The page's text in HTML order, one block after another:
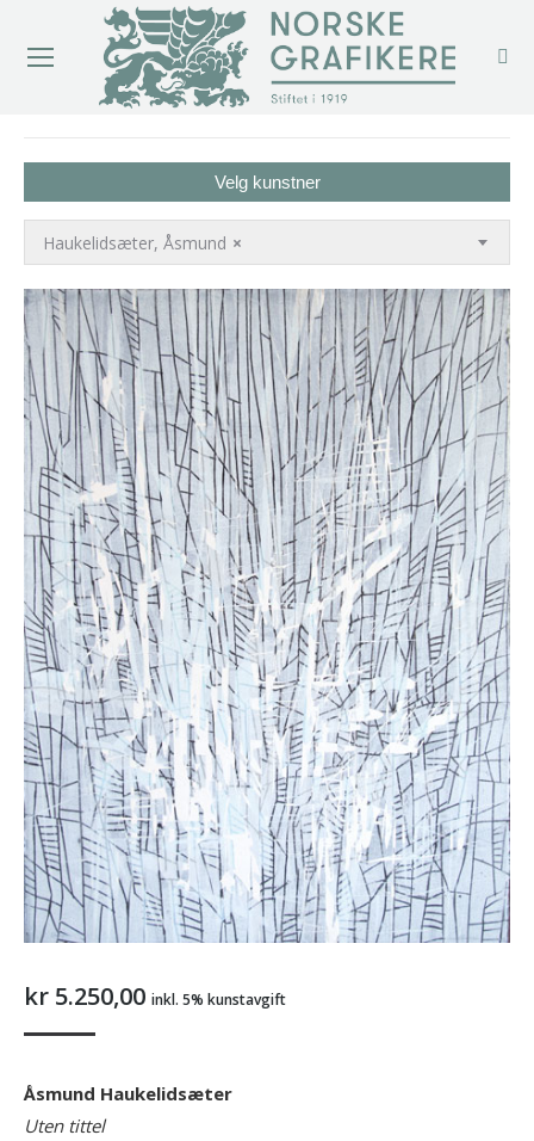
Velg kunstner
×
Haukelidsæter, Åsmund
kr 5.250,00 inkl. 5% kunstavgift
Åsmund Haukelidsæter
Uten tittel